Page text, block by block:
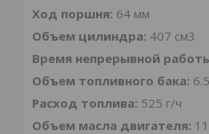
Ход поршня: 64 мм
Объем цилиндра: 407 см3
Время непрерывной
Объем топливного бака:
Расход топлива: 525 г/ч
Объем масла двигателя: